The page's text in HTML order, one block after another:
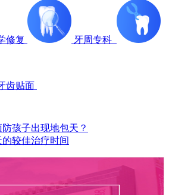
修复 牙周专科
齿贴面
孩子出现地包天？
较佳治疗时间